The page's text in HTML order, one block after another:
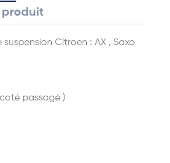
produit
suspension Citroen : AX , Saxo
passagé )